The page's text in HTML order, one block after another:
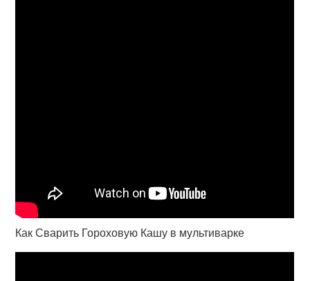
Как Сварить Гороховую Кашу в мультиварке